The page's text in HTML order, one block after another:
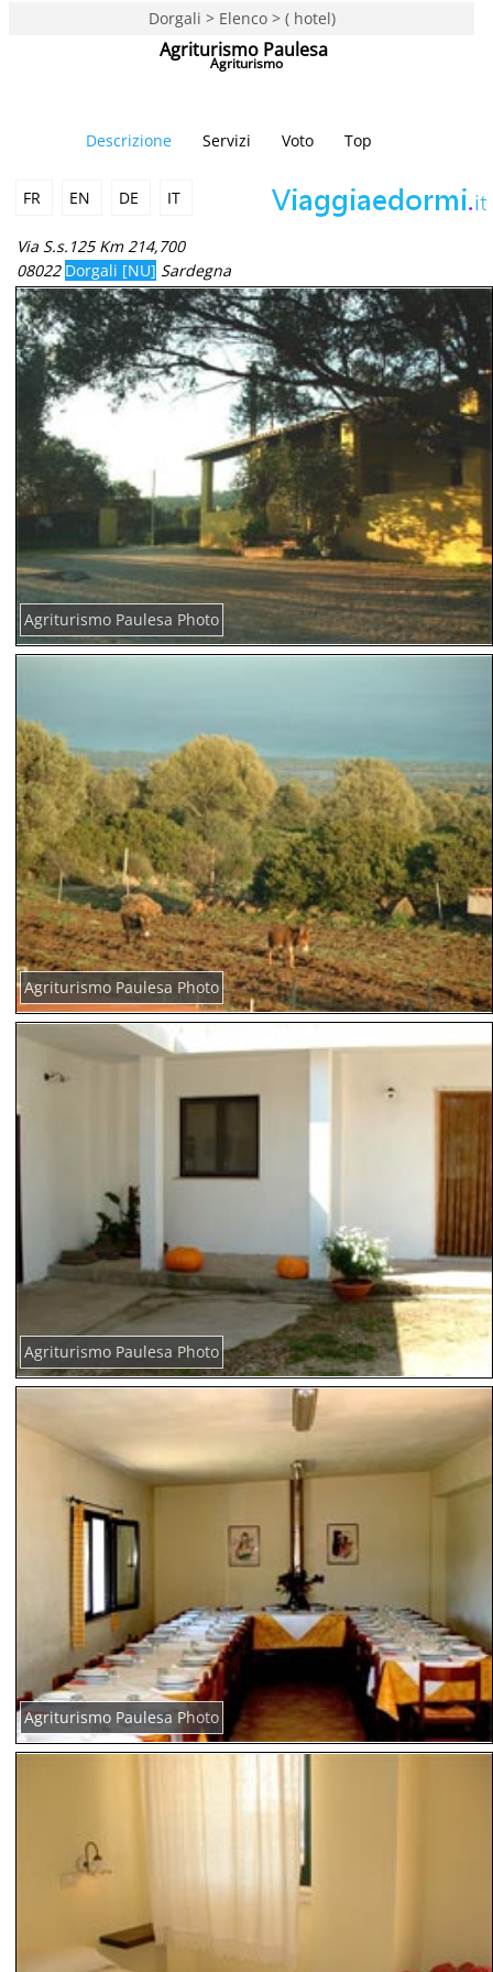
Dorgali > Elenco > ( hotel)
Agriturismo Paulesa
Agriturismo
Descrizione Servizi Voto Top
FR EN DE IT
Via S.s.125 Km 214,700
08022 Dorgali [NU] Sardegna
Agriturismo Paulesa Photo
Agriturismo Paulesa Photo
Agriturismo Paulesa Photo
Agriturismo Paulesa Photo